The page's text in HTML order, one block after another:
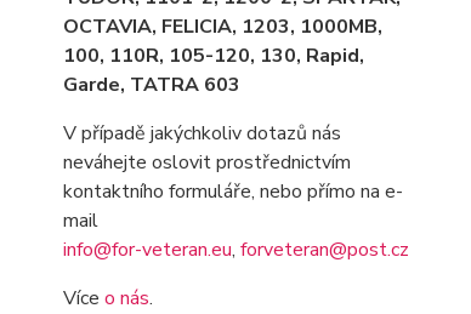
OCTAVIA, FELICIA, 1203, 1000MB,
100, 110R, 105-120, 130, Rapid,
Garde, TATRA 603
V případě jakýchkoliv dotazů nás
neváhejte oslovit prostřednictvím
kontaktního formuláře, nebo přímo na e-
mail
info@for-veteran.eu, forveteran@post.cz
Více o nás.